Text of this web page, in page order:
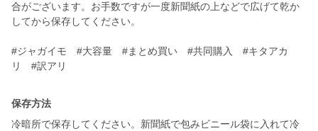
合がございます。お手数ですが一度新聞紙の上などで広げて乾か
してから保存してください。
#ジャガイモ #大容量 #まとめ買い #共同購入 #キタアカ
リ #訳アリ
保存方法
冷暗所で保存してください。新聞紙で包みビニール袋に入れて冷